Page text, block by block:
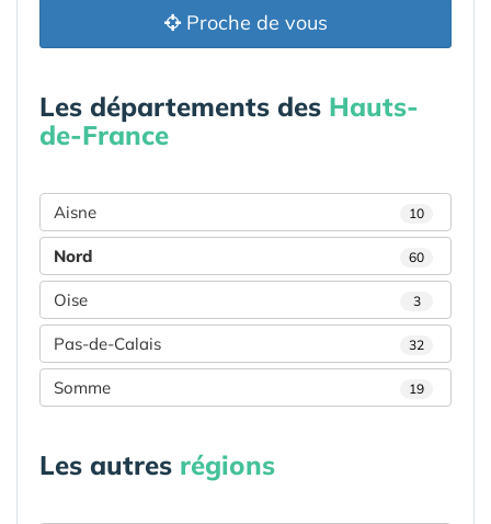
Proche de vous
Les départements des Hauts-
de-France
Aisne 10
Nord 60
Oise 3
Pas-de-Calais 32
Somme 19
Les autres régions